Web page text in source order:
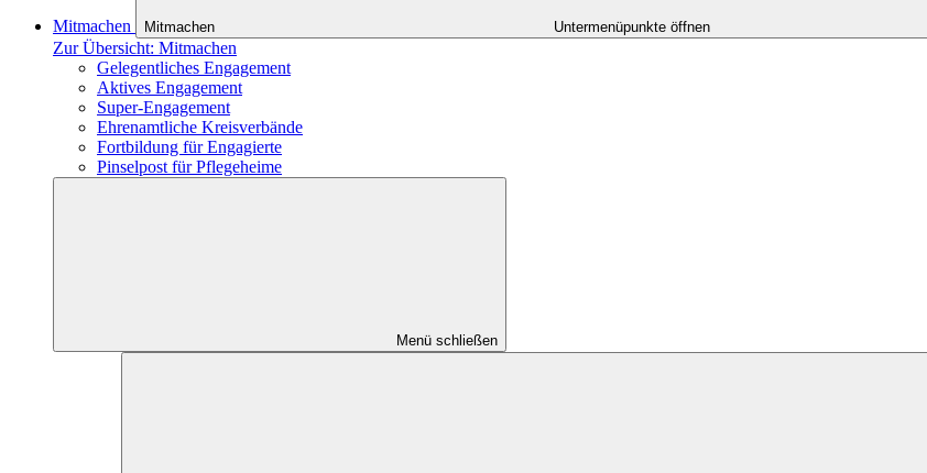
Mitmachen Mitmachen Untermenüpunkte öffnen
Zur Übersicht: Mitmachen
Gelegentliches Engagement
Aktives Engagement
Super-Engagement
Ehrenamtliche Kreisverbände
Fortbildung für Engagierte
Pinselpost für Pflegeheime
Menü schließen